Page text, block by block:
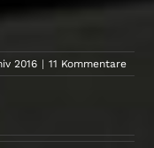
2016 | 11 Kommentare